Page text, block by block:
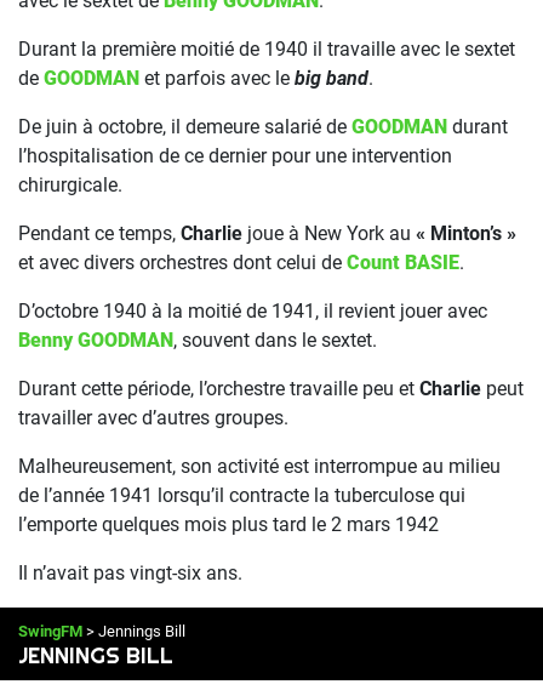
Durant la première moitié de 1940 il travaille avec le sextet
de GOODMAN et parfois avec le big band.
De juin à octobre, il demeure salarié de GOODMAN durant
l’hospitalisation de ce dernier pour une intervention
chirurgicale.
Pendant ce temps, Charlie joue à New York au « Minton’s »
et avec divers orchestres dont celui de Count BASIE.
D’octobre 1940 à la moitié de 1941, il revient jouer avec
Benny GOODMAN, souvent dans le sextet.
Durant cette période, l’orchestre travaille peu et Charlie peut
travailler avec d’autres groupes.
Malheureusement, son activité est interrompue au milieu
de l’année 1941 lorsqu’il contracte la tuberculose qui
l’emporte quelques mois plus tard le 2 mars 1942
Il n’avait pas vingt-six ans.
SwingFM > Jennings Bill
JENNINGS BILL